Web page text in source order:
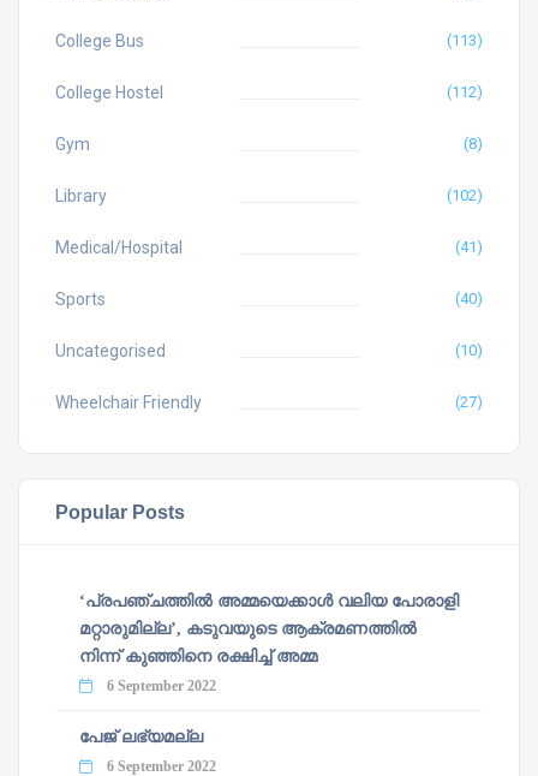
College Bus (113)
College Hostel (112)
Gym (8)
Library (102)
Medical/Hospital (41)
Sports (40)
Uncategorised (10)
Wheelchair Friendly (27)
Popular Posts
‘പ്രപഞ്ചത്തില്‍ അമ്മയെക്കാള്‍ വലിയ പോരാളി
മറ്റാരുമില്ല’, കടുവയുടെ ആക്രമണത്തില്‍
നിന്ന് കുഞ്ഞിനെ രക്ഷിച്ച് അമ്മ
6 September 2022
പേജ് ലഭ്യമല്ല
6 September 2022